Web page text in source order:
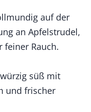
auf der
an Apfelstrudel,
feiner Rauch.
süß mit
und frischer